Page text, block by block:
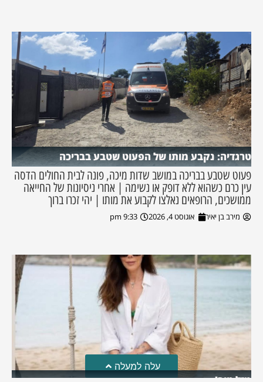
טרגדיה: נקבע מותו של הפעוט שטבע בבריכה
פעוט שטבע בבריכה במושב שדות מיכה, פונה לבית החולים הדסה
עין כרם כשהוא ללא דופק או נשימה | אחרי ניסיונות של החייאה
ממושכים, הרופאים נאלצו לקבוע את מותו | יהי זכרו ברוך
מירב בן יאיר אוגוסט 4, 2026 9:33 pm
עלה למעלה